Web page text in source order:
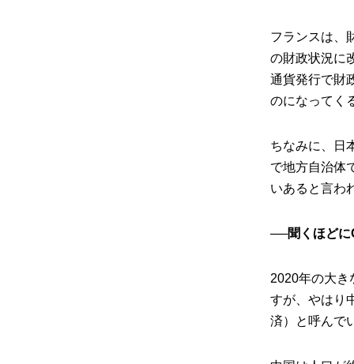
フランスは、
の財政状況に
通貨発行で財
のになってく
ちなみに、日
で地方自治体
いあると言わ
──聞くほどに
2020年の大き
すが、やはり
済）と呼んで